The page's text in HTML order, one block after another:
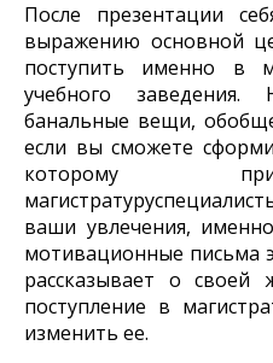
После презентации
выражению основной
поступить именно в
учебного
банальные вещи,
если вы сможете
которому
ваши увлечения,
мотивационные письма
рассказывает о
поступление в
изменить ее.